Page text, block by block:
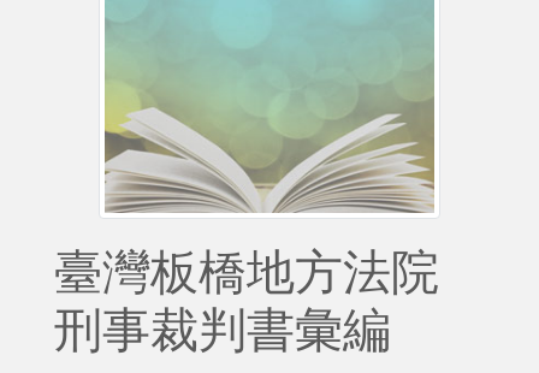
臺灣板橋地方法院
刑事裁判書彙編